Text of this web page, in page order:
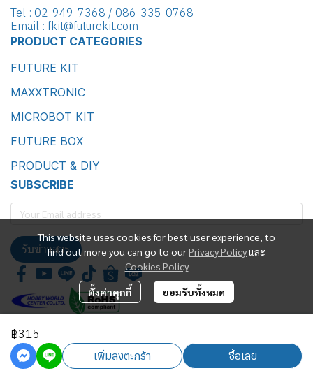
฿315
เพิ่มลงตะกร้า ซื้อเลย
This website uses cookies for best user experience, to
find out more you can go to ourPrivacy Policyและ
Cookies Policy
ตั้งค่าคุกกี้ ยอมรับทั้งหมด
Tel : 02-949-7368 / 086-335-0768
Email : fkit@futurekit.com
PRODUCT CATEGORIES
FUTURE KIT
MAXXTRONIC
MICROBOT KIT
FUTURE BOX
PRODUCT & DIY
SUBSCRIBE
รับข่าวสาร
Future Kit Marketing Co., Ltd.
Powered By MakeWebEasy